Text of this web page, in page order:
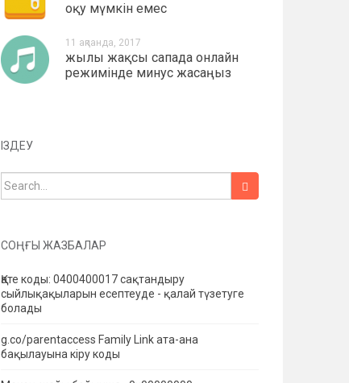
оқу мүмкін емес
11 ақпанда, 2017
жылы жақсы сапада онлайн
режимінде минус жасаңыз
ІЗДЕУ
Іздеу:
СОҢҒЫ ЖАЗБАЛАР
Қате коды: 0400400017 сақтандыру
сыйлықақыларын есептеуде - қалай түзетуге
болады
g.co/parentaccess Family Link ата-ана
бақылауына кіру коды